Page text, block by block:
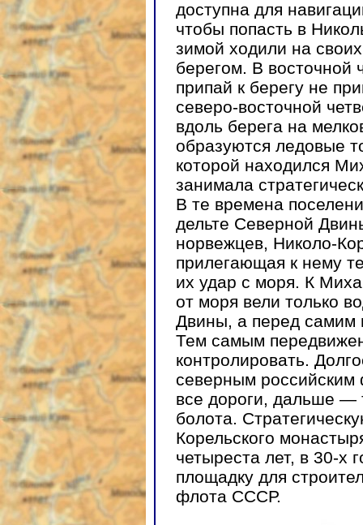
доступна для
чтобы попасть в
зимой ходили на
берегом. В восточной
припай к берегу не
северо-восточной
вдоль берега на
образуются ледовые
которой находился
занимала
В те времена
дельте Северной
норвежцев, Николо-
прилегающая к нему
их удар с моря. К
от моря вели только
Двины, а перед самим
Тем самым
контролировать.
северным российским
все дороги, дальше —
болота.
Корельского
четыреста лет, в 30-х
площадку для
флота СССР.